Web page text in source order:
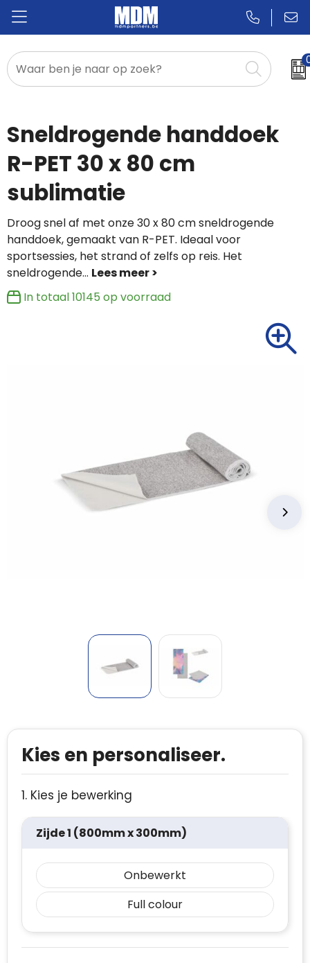
Relatiegeschenken
Promotietextiel
Sportkleding
Sneldrogende handdoek
R-PET 30 x 80 cm
sublimatie
Droog snel af met onze 30 x 80 cm sneldrogende
handdoek, gemaakt van R-PET. Ideaal voor
sportsessies, het strand of zelfs op reis. Het
sneldrogende...
In totaal10145 op voorraad
Kies en personaliseer.
1. Kies je bewerking
Zijde 1 (800mm x 300mm)
Onbewerkt
Full colour